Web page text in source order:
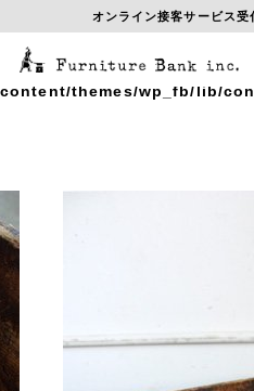
: Undefined array key
/home/sasagumi/f-b-
content/themes/wp_fb/lib/
オンライン接客サービス受